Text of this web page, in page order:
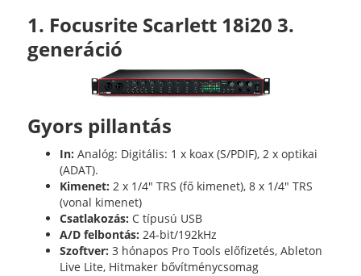
1. Focusrite Scarlett 18i20 3.
generáció
Gyors pillantás
In: Analóg: Digitális: 1 x koax (S/PDIF), 2 x optikai
(ADAT).
Kimenet: 2 x 1/4" TRS (fő kimenet), 8 x 1/4" TRS
(vonal kimenet)
Csatlakozás: C típusú USB
A/D felbontás: 24-bit/192kHz
Szoftver: 3 hónapos Pro Tools előfizetés, Ableton
Live Lite, Hitmaker bővítménycsomag